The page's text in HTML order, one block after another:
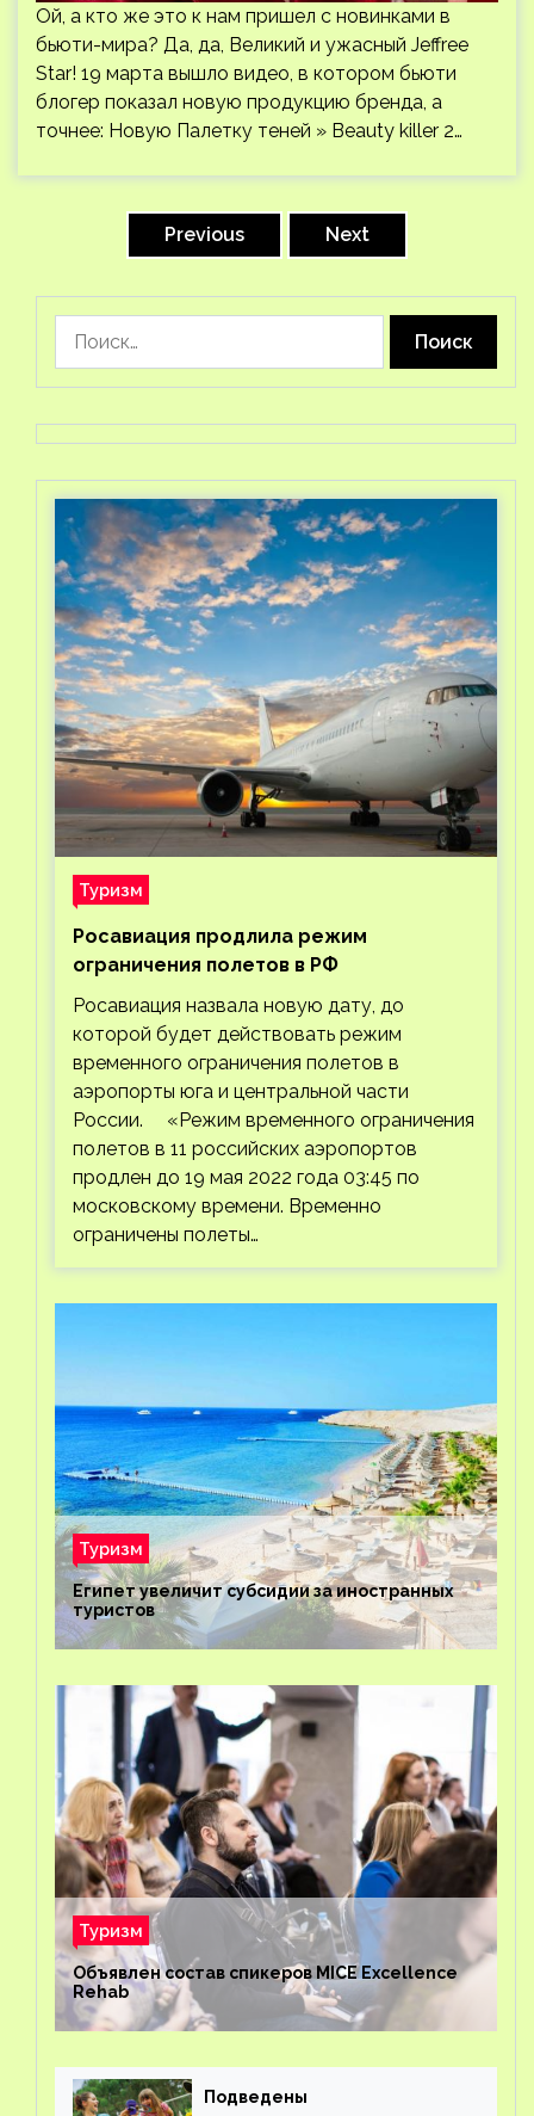
Ой, а кто же это к нам пришел с новинками в
бьюти-мира? Да, да, Великий и ужасный Jeffree
Star! 19 марта вышло видео, в котором бьюти
блогер показал новую продукцию бренда, а
точнее: Новую Палетку теней » Beauty killer 2…
Previous Next
Туризм
Росавиация продлила режим
ограничения полетов в РФ
Росавиация назвала новую дату, до
которой будет действовать режим
временного ограничения полетов в
аэропорты юга и центральной части
России. «Режим временного ограничения
полетов в 11 российских аэропортов
продлен до 19 мая 2022 года 03:45 по
московскому времени. Временно
ограничены полеты…
Туризм
Египет увеличит субсидии за иностранных
туристов
Туризм
Объявлен состав спикеров MICE Excellence
Rehab
Подведены